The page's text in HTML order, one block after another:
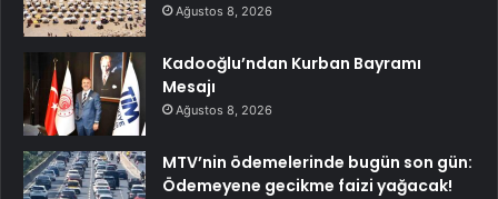
Ağustos 8, 2026
Kadooğlu’ndan Kurban Bayramı
Mesajı
Ağustos 8, 2026
MTV’nin ödemelerinde bugün son gün:
Ödemeyene gecikme faizi yağacak!